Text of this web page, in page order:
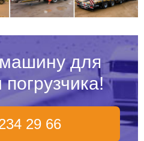
для
погрузчика!
29 66